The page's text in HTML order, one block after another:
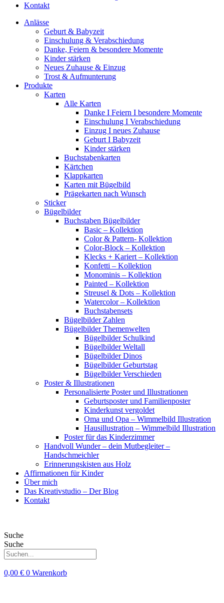
Kontakt
Anlässe
Geburt & Babyzeit
Einschulung & Verabschiedung
Danke, Feiern & besondere Momente
Kinder stärken
Neues Zuhause & Einzug
Trost & Aufmunterung
Produkte
Karten
Alle Karten
Danke I Feiern I besondere Momente
Einschulung I Verabschiedung
Einzug I neues Zuhause
Geburt I Babyzeit
Kinder stärken
Buchstabenkarten
Kärtchen
Klappkarten
Karten mit Bügelbild
Prägekarten nach Wunsch
Sticker
Bügelbilder
Buchstaben Bügelbilder
Basic – Kollektion
Color & Pattern- Kollektion
Color-Block – Kollektion
Klecks + Kariert – Kollektion
Konfetti – Kollektion
Monominis – Kollektion
Painted – Kollektion
Streusel & Dots – Kollektion
Watercolor – Kollektion
Buchstabensets
Bügelbilder Zahlen
Bügelbilder Themenwelten
Bügelbilder Schulkind
Bügelbilder Weltall
Bügelbilder Dinos
Bügelbilder Geburtstag
Bügelbilder Verschieden
Poster & Illustrationen
Personalisierte Poster und Illustrationen
Geburtsposter und Familienposter
Kinderkunst vergoldet
Oma und Opa – Wimmelbild Illustration
Hausillustration – Wimmelbild Illustration
Poster für das Kinderzimmer
Handvoll Wunder – dein Mutbegleiter –
Handschmeichler
Erinnerungskisten aus Holz
Affirmationen für Kinder
Über mich
Das Kreativstudio – Der Blog
Kontakt
Suche
Suche
0,00 € 0 Warenkorb